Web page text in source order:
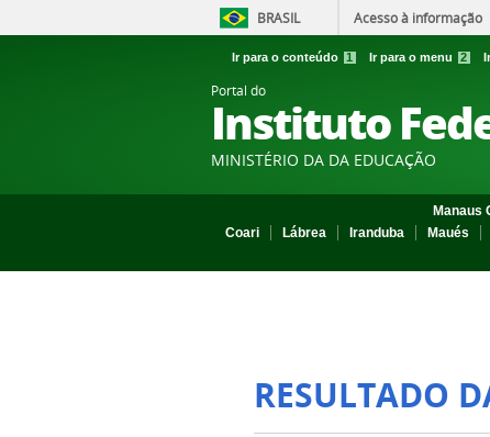
BRASIL Acesso à informação
Ir para o conteúdo 1 Ir para o menu 2
Portal do
Instituto
MINISTÉRIO DA DA EDUCAÇÃO
Manaus
Coari
Lábrea Iranduba Maués
RESULTADO